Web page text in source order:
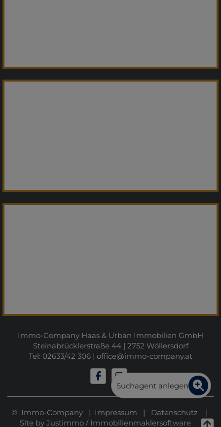
Immo-Company Haas & Urban Immobilien GmbH
Steinabrücklerstraße 44 | 2752 Wöllersdorf
Tel: 02633/42 306 | office@immo-company.at
© Immo-Company | Impressum | Datenschutz |
Site by Justimmo/ Immobilienmaklersoftware
Suchagent anlegen